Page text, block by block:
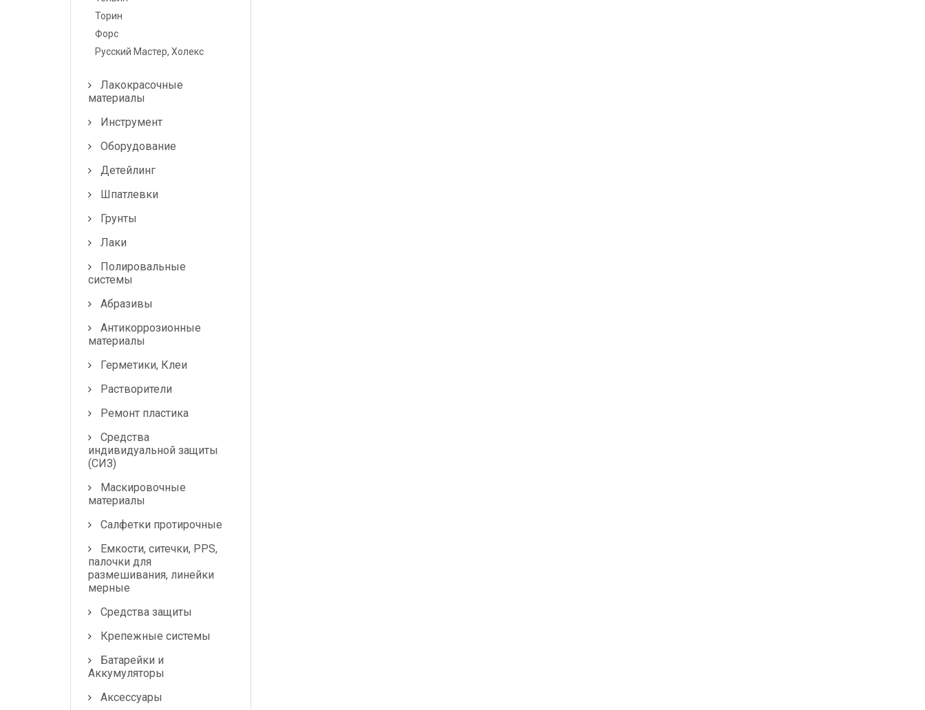
Торин
Форс
Русский Мастер, Холекс
Лакокрасочные
материалы
Инструмент
Оборудование
Детейлинг
Шпатлевки
Грунты
Лаки
Полировальные
системы
Абразивы
Антикоррозионные
материалы
Герметики, Клеи
Растворители
Ремонт пластика
Средства
индивидуальной защиты
(СИЗ)
Маскировочные
материалы
Салфетки протирочные
Емкости, ситечки, PPS,
палочки для
размешивания, линейки
мерные
Средства защиты
Крепежные системы
Батарейки и
Аккумуляторы
Аксессуары